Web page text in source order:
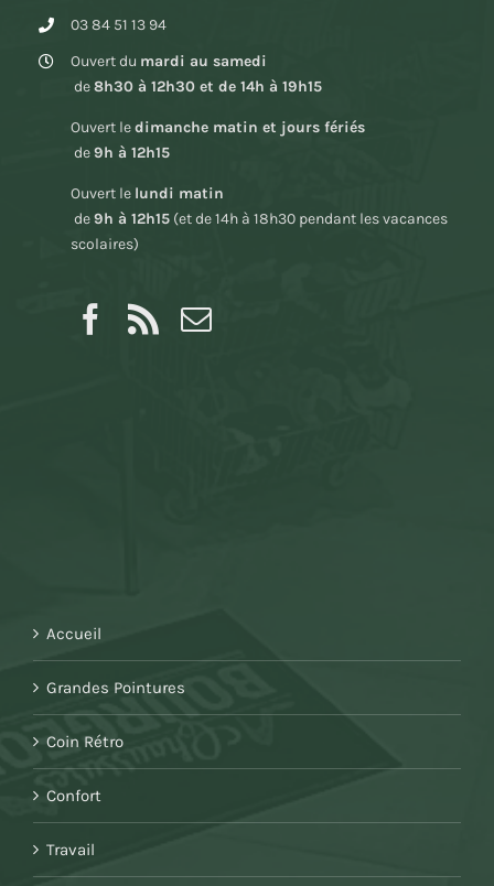
03 84 51 13 94
Ouvert du mardi au samedi
de8h30 à 12h30 et de 14h à 19h15
Ouvert ledimanche matin et jours fériés
de9h à 12h15
Ouvert le lundi matin
de9h à 12h15(et de 14h à 18h30 pendant les vacances
scolaires)
Accueil
Grandes Pointures
Coin Rétro
Confort
Travail